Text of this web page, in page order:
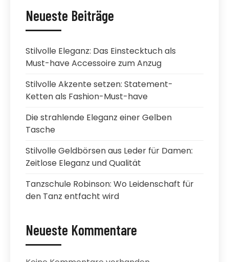
Neueste Beiträge
Stilvolle Eleganz: Das Einstecktuch als
Must-have Accessoire zum Anzug
Stilvolle Akzente setzen: Statement-
Ketten als Fashion-Must-have
Die strahlende Eleganz einer Gelben
Tasche
Stilvolle Geldbörsen aus Leder für Damen:
Zeitlose Eleganz und Qualität
Tanzschule Robinson: Wo Leidenschaft für
den Tanz entfacht wird
Neueste Kommentare